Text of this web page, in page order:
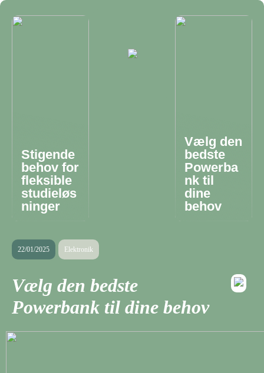
Stigende
behov for
fleksible
studieløs
ninger
Vælg den
bedste
Powerba
nk til
dine
behov
22/01/2025 Elektronik
Vælg den bedste
Powerbank til dine behov